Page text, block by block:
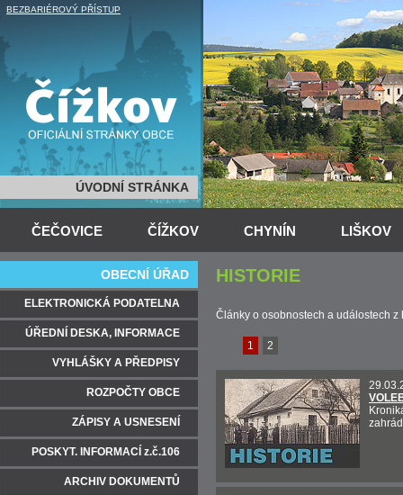
BEZBARIÉROVÝ PŘÍSTUP
ÚVODNÍ STRÁNKA
ČEČOVICE ČÍŽKOV CHYNÍN LIŠKOV
HISTORIE
Články o osobnostech a událostech z
1 2
OBECNÍ ÚŘAD
ELEKTRONICKÁ PODATELNA
ÚŘEDNÍ DESKA, INFORMACE
VYHLÁŠKY A PŘEDPISY
ROZPOČTY OBCE
ZÁPISY A USNESENÍ
POSKYT. INFORMACÍ z.č.106
ARCHIV DOKUMENTŮ